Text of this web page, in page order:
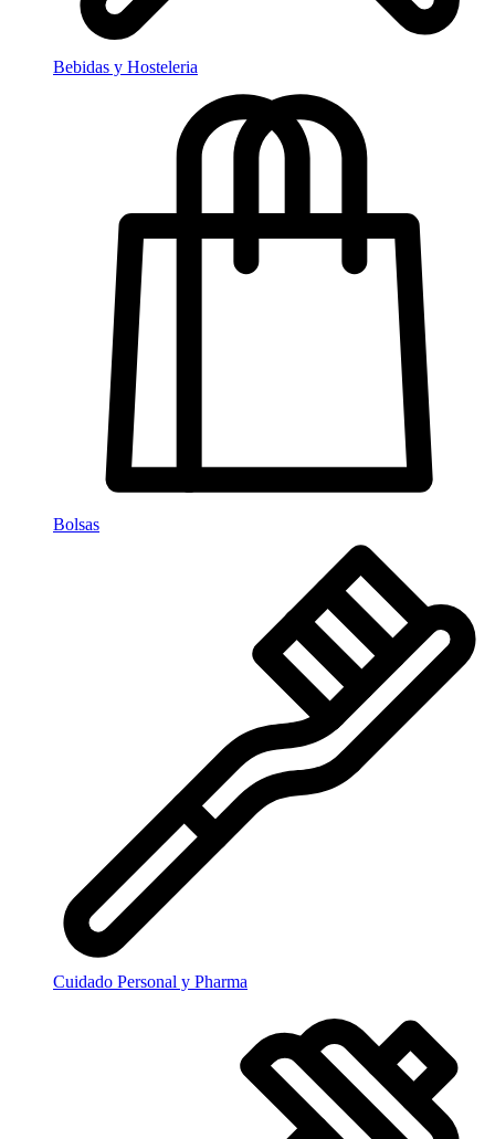
Bebidas y Hosteleria
Bolsas
Cuidado Personal y Pharma